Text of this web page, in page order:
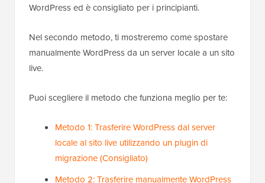
WordPress ed è consigliato per i principianti.
Nel secondo metodo, ti mostreremo come spostare
manualmente WordPress da un server locale a un sito
live.
Puoi scegliere il metodo che funziona meglio per te:
Metodo 1: Trasferire WordPress dal server
locale al sito live utilizzando un plugin di
migrazione (Consigliato)
Metodo 2: Trasferire manualmente WordPress